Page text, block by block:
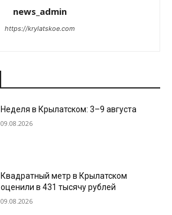
news_admin
https://krylatskoe.com
Неделя в Крылатском: 3–9 августа
09.08.2026
Квадратный метр в Крылатском
оценили в 431 тысячу рублей
09.08.2026